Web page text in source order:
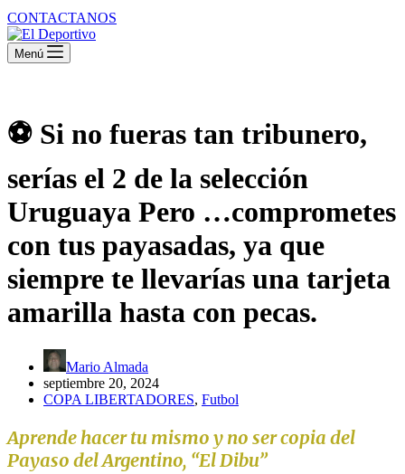
CONTACTANOS
Menú
⚽ Si no fueras tan tribunero,
serías el 2 de la selección
Uruguaya Pero …comprometes
con tus payasadas, ya que
siempre te llevarías una tarjeta
amarilla hasta con pecas.
Mario Almada
septiembre 20, 2024
COPA LIBERTADORES, Futbol
Aprende hacer tu mismo y no ser copia del
Payaso del Argentino, “El Dibu”